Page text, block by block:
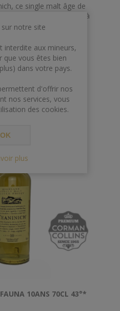
ce single malt âge de
et est strictement limité à
10ANS 70CL 43°*
sur notre site
interdite aux mineurs,
que vous êtes bien
dans votre pays.
d'offrir nos
nos services, vous
des cookies.
OK
plus